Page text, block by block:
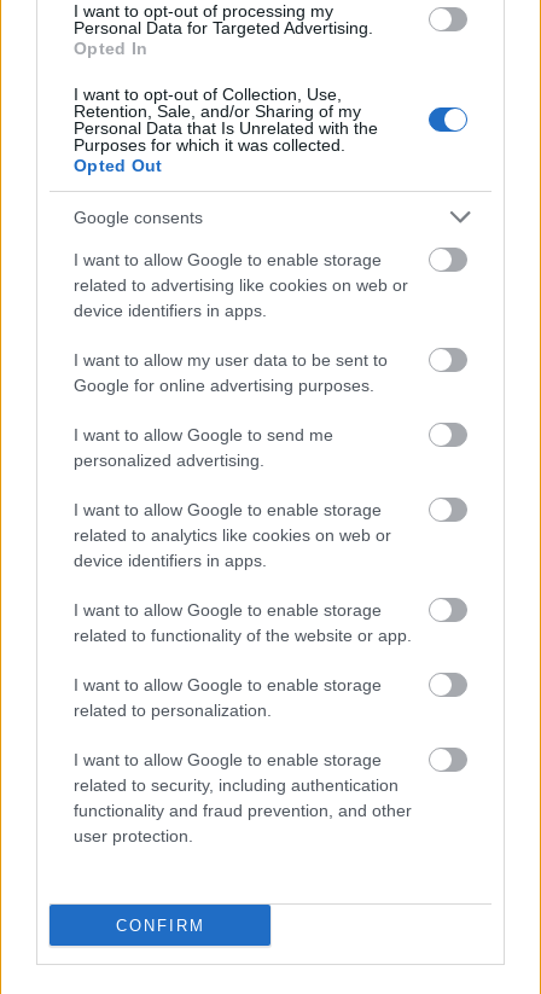
I want to opt-out of processing my
Personal Data for Targeted Advertising.
Opted In
I want to opt-out of Collection, Use,
Retention, Sale, and/or Sharing of my
Personal Data that Is Unrelated with the
Purposes for which it was collected.
Opted Out
Google consents
I want to allow Google to enable storage
related to advertising like cookies on web or
device identifiers in apps.
I want to allow my user data to be sent to
Google for online advertising purposes.
I want to allow Google to send me
personalized advertising.
I want to allow Google to enable storage
related to analytics like cookies on web or
device identifiers in apps.
I want to allow Google to enable storage
related to functionality of the website or app.
I want to allow Google to enable storage
related to personalization.
I want to allow Google to enable storage
related to security, including authentication
functionality and fraud prevention, and other
user protection.
CONFIRM
Πανυπαλληλική 24ωρη απεργία που έχει
προκηρύξει η Ε.Ε. της Α.Δ.Ε.Δ.Υ., την Παρασκευή 28
Φεβρουαρίου, στις 11:00 στην πλατεία
Συντάγματος και στις συγκεντρώσεις των
συνδικάτων σε όλη τη χώρα.
Συμμετέχουμε στις κινητοποιήσεις και στις δράσεις
που θα πραγματοποιηθούν, σε συνέχεια των
ογκωδέστατων διαδηλώσεων της Κυριακής 26
αλήθειας, τη δικαιοσύνη και τη τιμωρία των
υπευθύνων για το έγκλημα στα Τέμπη, ενάντια σε
κάθε επιχείρηση συγκάλυψης αιτίων κι ευθυνών».
Η ΟΙΕΛΕ
Aπεργούν και οι ιδιωτικοί εκπαιδευτικοί - «Έβγαλα
εισιτήριο σαν επιβάτης στη χώρα αυτή που τρώει
τα παιδιά της»
Την Παρασκευή, 28/2, η ΟΙΕΛΕ απεργεί και
συμμετέχει στο συλλαλητήριο που διοργανώνει ο
«Σύλλογος Πληγέντων Δυστυχήματος Τεμπών 28-2-
2023» στο Σύνταγμα στις 11 π.μ.. Όπως τονίζεται
στην ανακοίνωσή τους «Εκεί, το λόγο θα έχει η
κοινωνία: Για Κράτος Δικαίου, Για ανεξάρτητη
κι αν βρίσκονται, Για δημόσια αγαθά υπό τον
έλεγχο της κοινωνίας, Για να έχουν οι νέοι